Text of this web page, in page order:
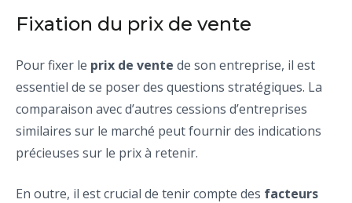
Fixation du prix de vente
Pour fixer le prix de vente de son entreprise, il est
essentiel de se poser des questions stratégiques. La
comparaison avec d’autres cessions d’entreprises
similaires sur le marché peut fournir des indications
précieuses sur le prix à retenir.
En outre, il est crucial de tenir compte des facteurs